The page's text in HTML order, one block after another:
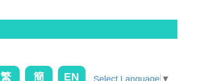
繁 簡 EN